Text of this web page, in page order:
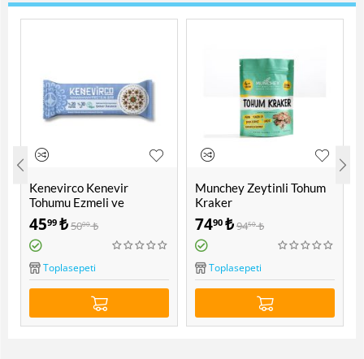
Kenevirco Kenevir
Tohumu Ezmeli ve
Kakaolu Protein Bar
4599 ₺5000 ₺
Toplasepeti
Munchey Zeytinli Tohum
Kraker
7490 ₺9450 ₺
Toplasepeti